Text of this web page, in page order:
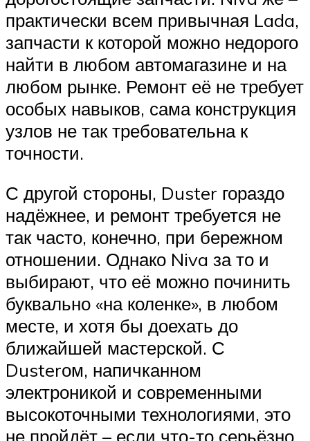
практически всем привычная Lada,
запчасти к которой можно недорого
найти в любом автомагазине и на
любом рынке. Ремонт её не требует
особых навыков, сама конструкция
узлов не так требовательна к
точности.
С другой стороны, Duster гораздо
надёжнее, и ремонт требуется не
так часто, конечно, при бережном
отношении. Однако Niva за то и
выбирают, что её можно починить
буквально «на коленке», в любом
месте, и хотя бы доехать до
ближайшей мастерской. С
Dusterом, напичканном
электроникой и современными
высокоточными технологиями, это
не пройдёт – если что-то серьёзно